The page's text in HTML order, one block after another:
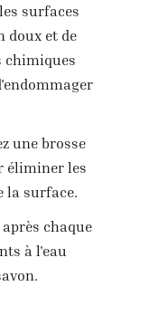
surfaces
doux et de
chimiques
une brosse
éliminer les
la surface.
chaque
à l'eau